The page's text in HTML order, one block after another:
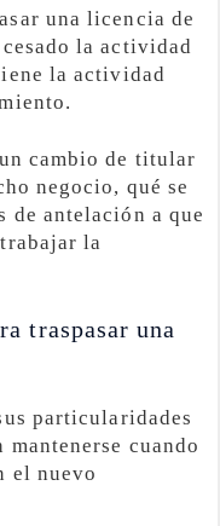
una licencia de
la actividad
la actividad
cambio de titular
negocio, qué se
de antelación a que
la
traspasar una
particularidades
cuando
el nuevo